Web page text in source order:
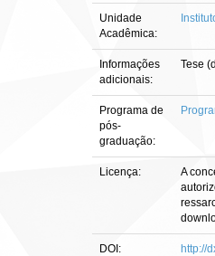
Unidade
Acadêmica:
Informações
adicionais:
Tese
Programa de
pós-
graduação:
Licença:
A
DOI: http://